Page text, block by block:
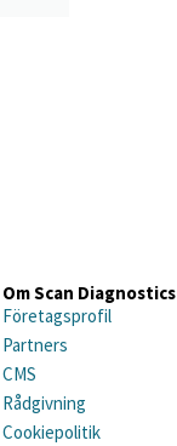
Om Scan Diagnostics
Företagsprofil
Partners
CMS
Rådgivning
Cookiepolitik